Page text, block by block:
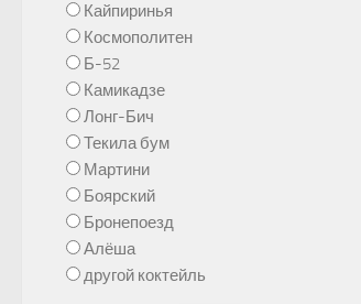
Кайпиринья
Космополитен
Б-52
Камикадзе
Лонг-Бич
Текила бум
Мартини
Боярский
Бронепоезд
Алёша
другой коктейль